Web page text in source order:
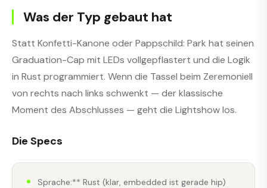
Was der Typ gebaut hat
Statt Konfetti-Kanone oder Pappschild: Park hat seinen
Graduation-Cap mit LEDs vollgepflastert und die Logik
in Rust programmiert. Wenn die Tassel beim Zeremoniell
von rechts nach links schwenkt — der klassische
Moment des Abschlusses — geht die Lightshow los.
Die Specs
Sprache:** Rust (klar, embedded ist gerade hip)